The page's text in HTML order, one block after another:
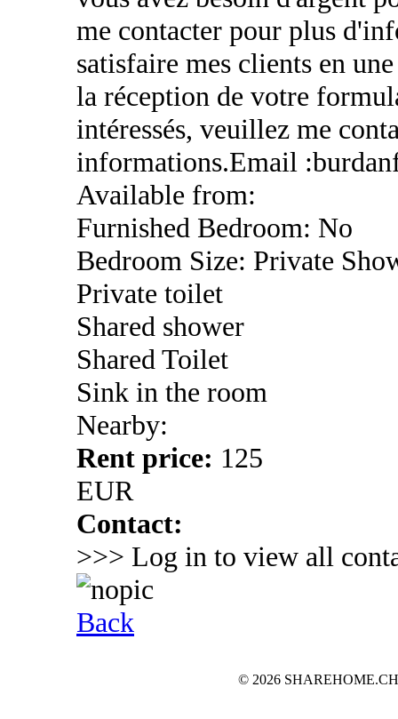
me contacter pour plus
satisfaire mes clients en
la réception de votre
intéressés, veuillez me
informations.Email
Available from:
Furnished Bedroom: No
Bedroom Size: Private
Private toilet
Shared shower
Shared Toilet
Sink in the room
Nearby:
Rent price: 125
EUR
Contact:
>>> Log in to view all
Back
© 2026